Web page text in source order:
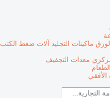
ماكينات التجليد آلات ضغط الكتب
معدات التجفيف
الأفقي